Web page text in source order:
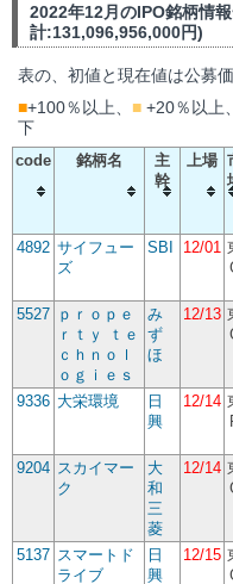
2022年12月のIPO銘柄情
計:131,096,956,000円)
表の、初値と現在値は公募
■+100％以上、 ■ +20％以上、
下
code 銘柄名
主
幹
上場
4892 サイフュー
ズ
SBI 12/01
5527 ｐｒｏｐｅ
ｒｔｙ ｔｅ
ｃｈｎｏｌ
ｏｇｉｅｓ
み
ず
ほ
12/13
9336 大栄環境
日
興
12/14
9204 スカイマー
ク
大
和
三
菱
12/14
5137 スマートド
ライブ
日
興
12/15